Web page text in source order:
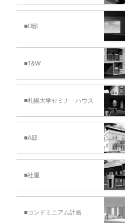
■O邸
■T&W
■札幌大学セミナ－ハウス
■A邸
■社屋
■コンドミニアム計画